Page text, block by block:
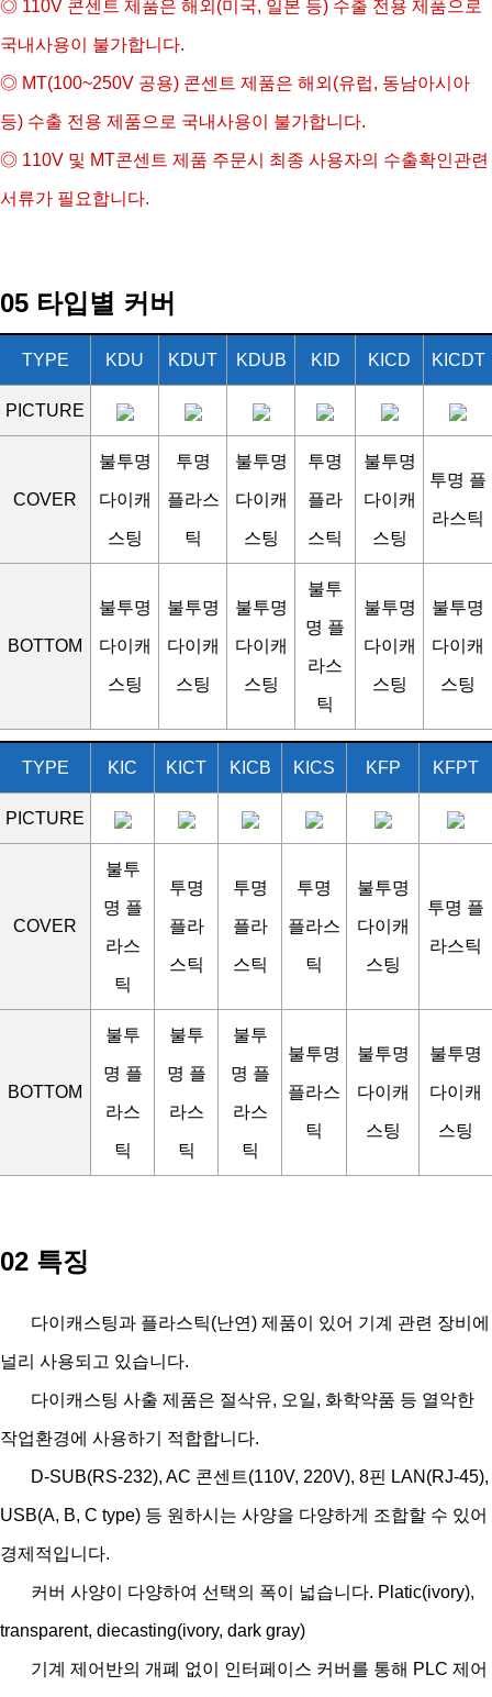
◎ 110V 콘센트 제품은 해외(미국, 일본 등) 수출 전용 제품으로
국내사용이 불가합니다.
◎ MT(100~250V 공용) 콘센트 제품은 해외(유럽, 동남아시아
등) 수출 전용 제품으로 국내사용이 불가합니다.
◎ 110V 및 MT콘센트 제품 주문시 최종 사용자의 수출확인관련
서류가 필요합니다.
05 타입별 커버
TYPE KDU KDUT KDUB KID KICD KICDT
PICTURE
COVER
불투명
다이캐
스팅
투명
플라스
틱
불투명
다이캐
스팅
투명
플라
스틱
불투명
다이캐
스팅
투명 플
라스틱
BOTTOM
불투명
다이캐
스팅
불투명
다이캐
스팅
불투명
다이캐
스팅
불투
명 플
라스
틱
불투명
다이캐
스팅
불투명
다이캐
스팅
TYPE KIC KICT KICB KICS KFP KFPT
PICTURE
COVER
불투
명 플
라스
틱
투명
플라
스틱
투명
플라
스틱
투명
플라스
틱
불투명
다이캐
스팅
투명 플
라스틱
BOTTOM
불투
명 플
라스
틱
불투
명 플
라스
틱
불투
명 플
라스
틱
불투명
플라스
틱
불투명
다이캐
스팅
불투명
다이캐
스팅
02 특징
다이캐스팅과 플라스틱(난연) 제품이 있어 기계 관련 장비에
널리 사용되고 있습니다.
다이캐스팅 사출 제품은 절삭유, 오일, 화학약품 등 열악한
작업환경에 사용하기 적합합니다.
D-SUB(RS-232), AC 콘센트(110V, 220V), 8핀 LAN(RJ-45),
USB(A, B, C type) 등 원하시는 사양을 다양하게 조합할 수 있어
경제적입니다.
커버 사양이 다양하여 선택의 폭이 넓습니다. Platic(ivory),
transparent, diecasting(ivory, dark gray)
기계 제어반의 개폐 없이 인터페이스 커버를 통해 PLC 제어